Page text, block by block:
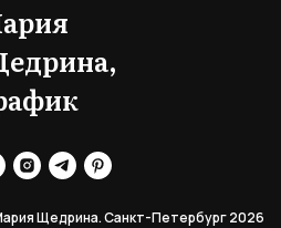
Щедрина. Санкт-Петербург 2026